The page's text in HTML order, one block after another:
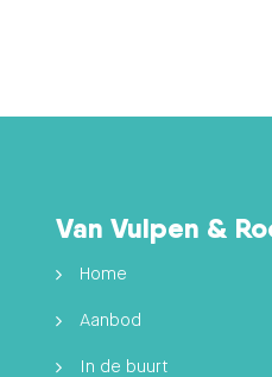
Van Vulpen &
Home
Aanbod
In de buurt